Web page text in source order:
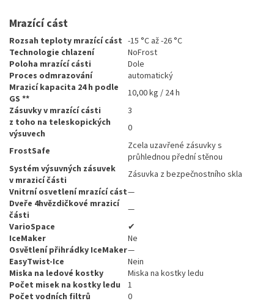
Mrazící cást
Rozsah teploty mrazící cást -15 °C až -26 °C
Technologie chlazení
NoFrost
Poloha mrazící cásti
Dole
Proces odmrazování
automatický
Mrazicí kapacita 24 h podle
GS **
10,00 kg / 24 h
Zásuvky v mrazící cásti
3
z toho na teleskopických
výsuvech
0
FrostSafe
Zcela uzavřené zásuvky s
průhlednou přední stěnou
Systém výsuvných zásuvek
v mrazicí části
Zásuvka z bezpečnostního skla
Vnitrní osvetlení mrazící cást—
Dveře 4hvězdičkové mrazicí
části
—
VarioSpace
✔
IceMaker
Ne
Osvětlení přihrádky IceMaker—
EasyTwist-Ice
Nein
Miska na ledové kostky
Miska na kostky ledu
Počet misek na kostky ledu
1
Počet vodních filtrů
0